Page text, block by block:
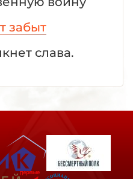
забыт
слава.